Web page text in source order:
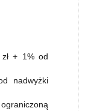
+ 1% od
nadwyżki